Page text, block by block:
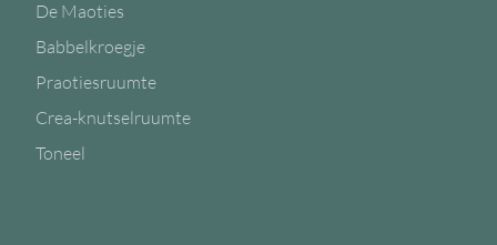
De Maoties
Babbelkroegje
Praotiesruumte
Crea-knutselruumte
Toneel